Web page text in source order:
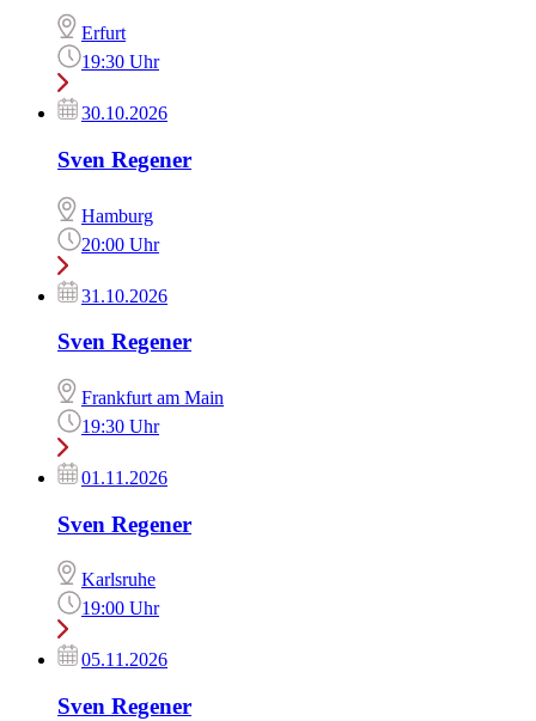
Erfurt
19:30 Uhr
30.10.2026
Sven Regener
Hamburg
20:00 Uhr
31.10.2026
Sven Regener
Frankfurt am Main
19:30 Uhr
01.11.2026
Sven Regener
Karlsruhe
19:00 Uhr
05.11.2026
Sven Regener